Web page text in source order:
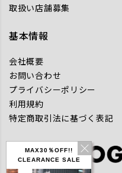
MAX30％OFF!!
CLEARANCE SALE
取扱い店舗募集
基本情報
会社概要
お問い合わせ
プライバシーポリシー
利用規約
特定商取引法に基づく表記